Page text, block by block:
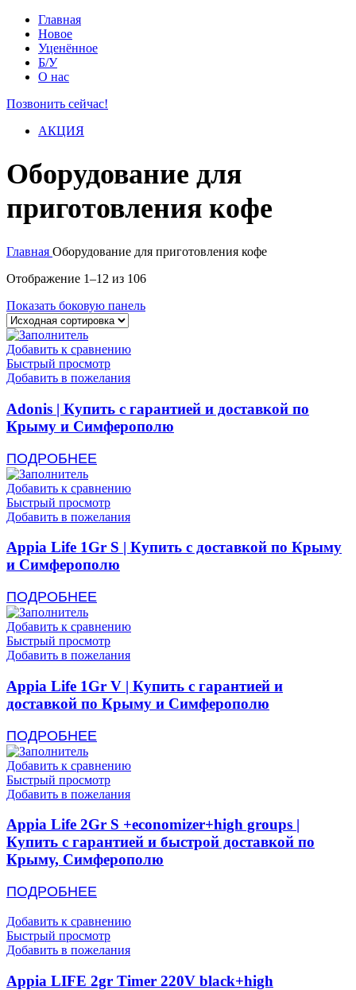
Главная
Новое
Уценённое
Б/У
О нас
Позвонить сейчас!
АКЦИЯ
Оборудование для
приготовления кофе
Главная Оборудование для приготовления кофе
Отображение 1–12 из 106
Показать боковую панель
Добавить к сравнению
Быстрый просмотр
Добавить в пожелания
Adonis | Купить с гарантией и доставкой по
Крыму и Симферополю
ПОДРОБНЕЕ
Добавить к сравнению
Быстрый просмотр
Добавить в пожелания
Appia Life 1Gr S | Купить с доставкой по Крыму
и Симферополю
ПОДРОБНЕЕ
Добавить к сравнению
Быстрый просмотр
Добавить в пожелания
Appia Life 1Gr V | Купить с гарантией и
доставкой по Крыму и Симферополю
ПОДРОБНЕЕ
Добавить к сравнению
Быстрый просмотр
Добавить в пожелания
Appia Life 2Gr S +economizer+high groups |
Купить с гарантией и быстрой доставкой по
Крыму, Симферополю
ПОДРОБНЕЕ
Добавить к сравнению
Быстрый просмотр
Добавить в пожелания
Appia LIFE 2gr Timer 220V black+high